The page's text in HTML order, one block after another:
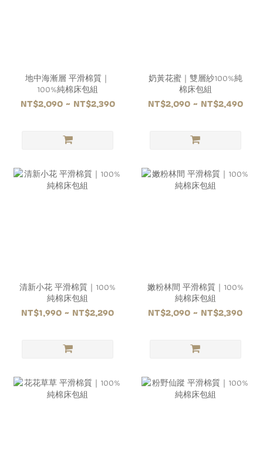
地中海漸層 平滑棉質｜
100%純棉床包組
NT$2,090 ~ NT$2,390
奶黃花蜜｜雙層紗100%純
棉床包組
NT$2,090 ~ NT$2,490
清新小花 平滑棉質｜100%
純棉床包組
NT$1,990 ~ NT$2,290
嫩粉林間 平滑棉質｜100%
純棉床包組
NT$2,090 ~ NT$2,390